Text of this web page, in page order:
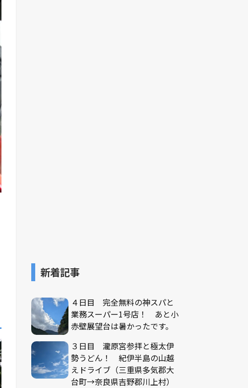
新着記事
４日目 完全無料の神スパと
業務スーパー1号店！ あと小
赤壁展望台は暑かったです。
３日目 瀧原宮参拝と極太伊
勢うどん！ 紀伊半島の山越
えドライブ（三重県多気郡大
台町→奈良県吉野郡川上村）